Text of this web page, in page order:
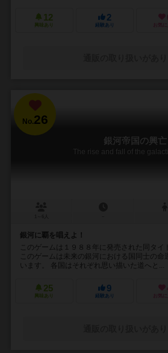
12
興味あり
2
経験あり お気に
No.26
銀河帝国の興亡
The rise and fall of the
銀河に覇を唱えよ！
このゲームは１９８８年に発売された同タイ
このゲームは未来の銀河における国同士の命
います。 各国はそれぞれ思い描いた道へと...
25
興味あり
9
経験あり お気に